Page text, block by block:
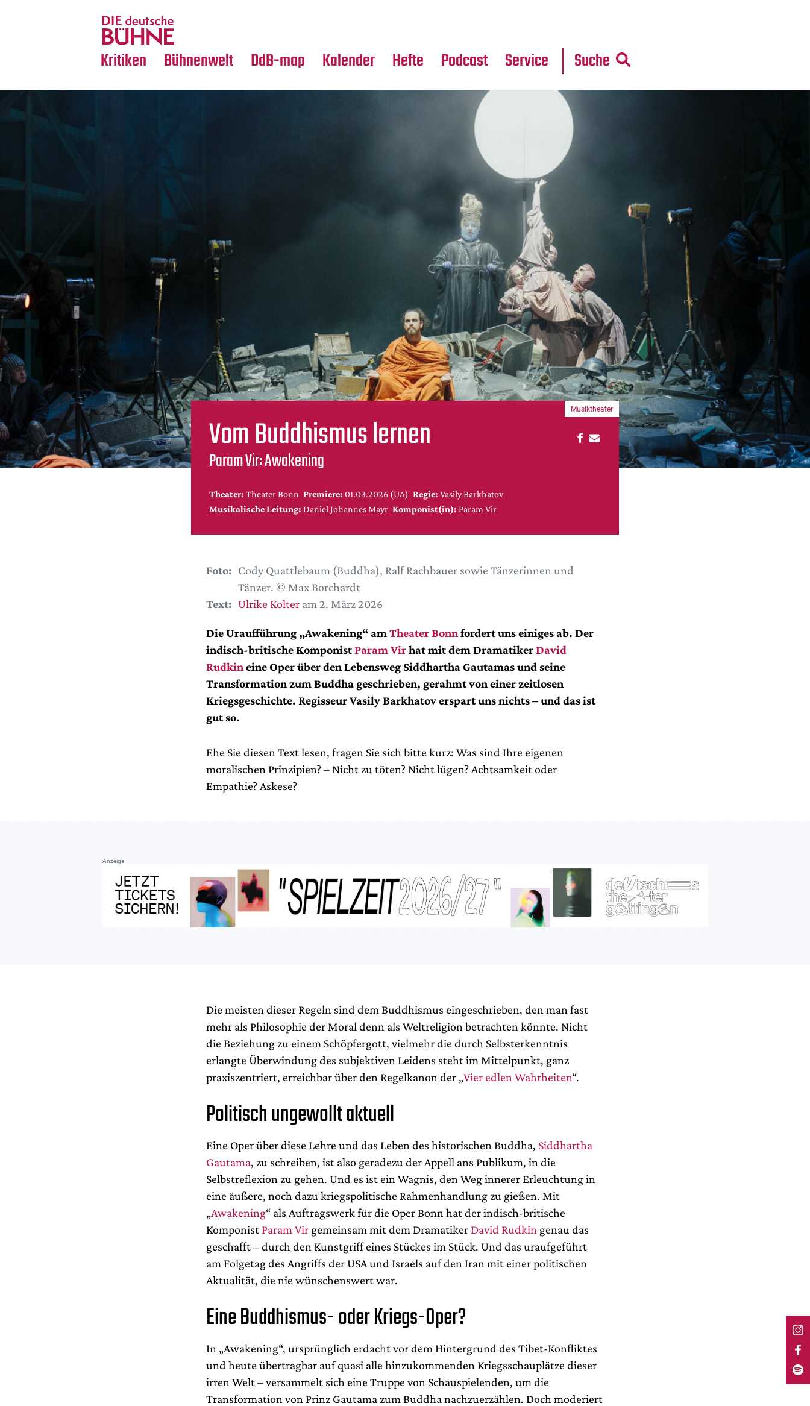
Kritiken
Crossover
Bühnenwelt
Medientipps
DdB-map Kalender Hefte Podcast Service Suche
Vom Buddhismus lernen
Param Vir: Awakening
Theater: Theater Bonn Premiere: 01.03.2026 (UA) Regie: Vasily Barkhatov
Musikalische Leitung: Daniel Johannes Mayr Komponist(in): Param Vir
Musiktheater
Foto: Cody Quattlebaum (Buddha), Ralf Rachbauer sowie Tänzerinnen und
Tänzer. © Max Borchardt
Text: Ulrike Kolteram 2. März 2026
Die Uraufführung „Awakening“ am Theater Bonnfordert uns einiges ab. Der
indisch-britische KomponistParam Virhat mit dem DramatikerDavid
Rudkineine Oper über den Lebensweg Siddhartha Gautamas und seine
Transformation zum Buddha geschrieben, gerahmt von einer zeitlosen
Kriegsgeschichte. Regisseur VasilyBarkhatov erspart uns nichts – und das ist
gut so.
Ehe Sie diesen Text lesen, fragen Sie sich bitte kurz: Was sind Ihre eigenen
moralischen Prinzipien? – Nicht zu töten? Nicht lügen? Achtsamkeit oder
Empathie? Askese?
Anzeige
Die meisten dieser Regeln sind dem Buddhismus eingeschrieben, den man fast
mehr als Philosophie der Moral denn als Weltreligion betrachten könnte. Nicht
die Beziehung zu einem Schöpfergott, vielmehr die durch Selbsterkenntnis
erlangte Überwindung des subjektiven Leidens steht im Mittelpunkt, ganz
praxiszentriert, erreichbar über den Regelkanon der „Vier edlen Wahrheiten“.
Politisch ungewollt aktuell
Eine Oper über diese Lehre und das Leben des historischen Buddha, Siddhartha
Gautama, zu schreiben, ist also geradezu der Appell ans Publikum, in die
Selbstreflexion zu gehen. Und es ist ein Wagnis, den Weg innerer Erleuchtung in
eine äußere, noch dazu kriegspolitische Rahmenhandlung zu gießen. Mit
„Awakening“ als Auftragswerk für die Oper Bonn hat der indisch-britische
Komponist Param Vir gemeinsam mit dem Dramatiker David Rudkin genau das
geschafft – durch den Kunstgriff eines Stückes im Stück. Und das uraufgeführt
am Folgetag des Angriffs der USA und Israels auf den Iran mit einer politischen
Aktualität, die nie wünschenswert war.
Eine Buddhismus- oder Kriegs-Oper?
In „Awakening“, ursprünglich erdacht vor dem Hintergrund des Tibet-Konfliktes
und heute übertragbar auf quasi alle hinzukommenden Kriegsschauplätze dieser
irren Welt – versammelt sich eine Truppe von Schauspielenden, um die
Transformation von Prinz Gautama zum Buddha nachzuerzählen. Doch moderiert